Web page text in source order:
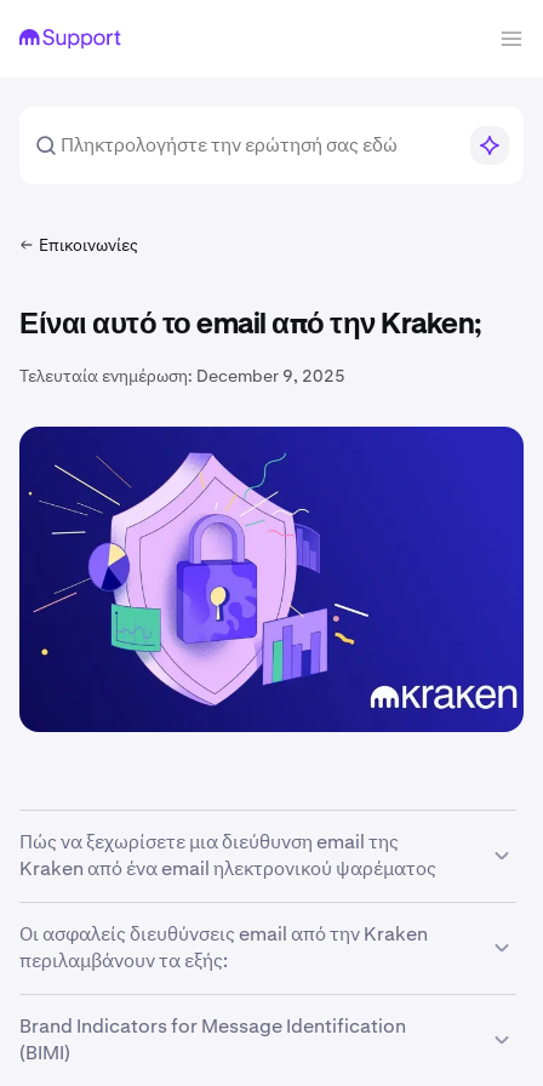
Επικοινωνίες
Είναι αυτό το email από την Kraken;
Τελευταία ενημέρωση: December 9, 2025
Πώς να ξεχωρίσετε μια διεύθυνση email της
Kraken από ένα email ηλεκτρονικού ψαρέματος
Οι διευθύνσεις email από την Kraken θα έχουν πάντα το
όνομα τομέα
@kraken.com
στο τέλος. Αυτό
περιλαμβάνει υποτομείς όπως το
Οι ασφαλείς διευθύνσεις email από την Kraken
περιλαμβάνουν τα εξής:
• noreply@kraken.com
Brand Indicators for Message Identification
(BIMI)